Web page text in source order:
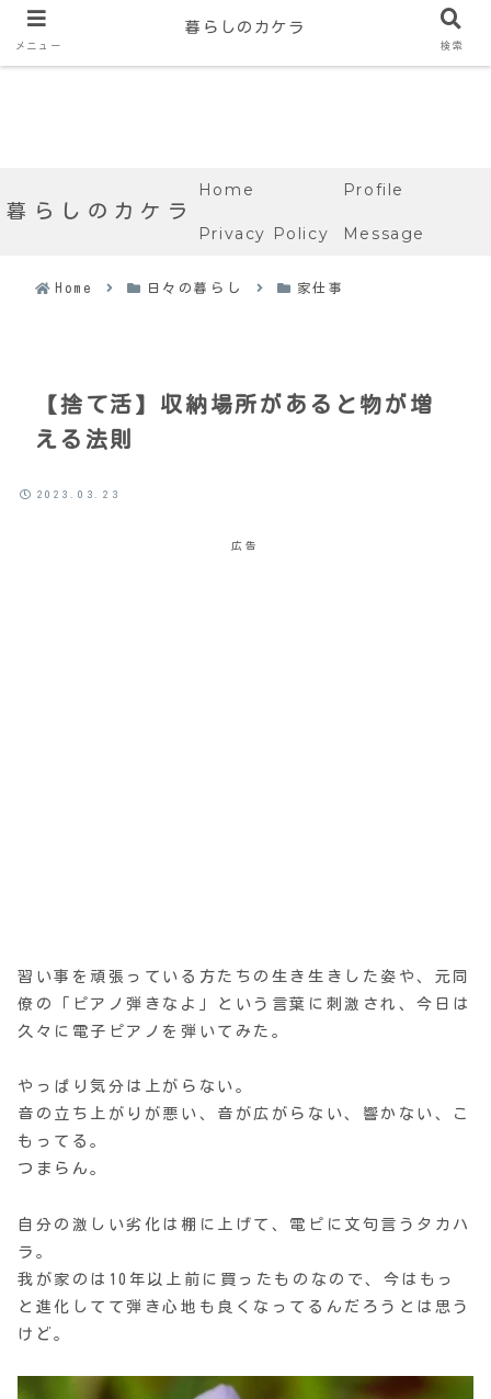
暮らしのカケラ
Home Profile
Privacy Policy Message
Home 日々の暮らし 家仕事
【捨て活】収納場所があると物が増
える法則
2023.03.23
広告
習い事を頑張っている方たちの生き生きした姿や、元同
僚の「ピアノ弾きなよ」という言葉に刺激され、今日は
久々に電子ピアノを弾いてみた。
やっぱり気分は上がらない。
音の立ち上がりが悪い、音が広がらない、響かない、こ
もってる。
つまらん。
自分の激しい劣化は棚に上げて、電ピに文句言うタカハ
ラ。
我が家のは10年以上前に買ったものなので、今はもっ
と進化してて弾き心地も良くなってるんだろうとは思う
けど。
メニュー
暮らしのカケラ
検索